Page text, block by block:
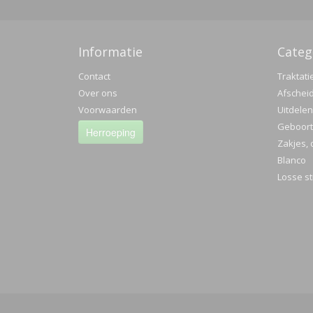
Informatie
Contact
Over ons
Voorwaarden
Herroeping
Afscheid
Uitdelen
Zakjes,
Blanco
Losse